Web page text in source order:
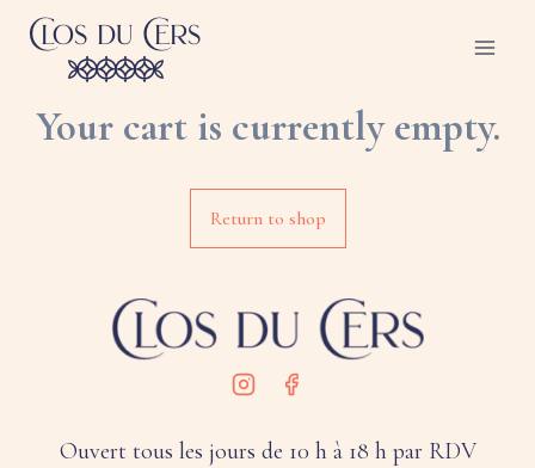
Skip
Your cart is currently empty.
Return to shop
Ouvert tous les jours de 10 h à 18 h par RDV